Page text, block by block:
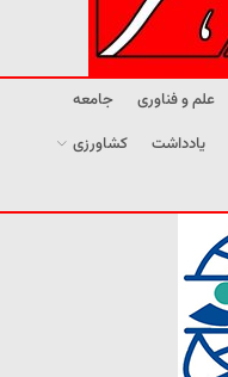
علم و فناوری
جامعه
یادداشت
کشاورزی